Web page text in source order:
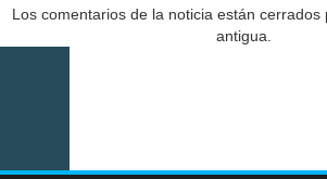
Los comentarios de la noticia están
antigua.